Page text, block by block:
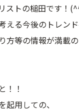
ストの槌田です！
える今後のトレン
方等の情報が満載の
！！
起用しての、